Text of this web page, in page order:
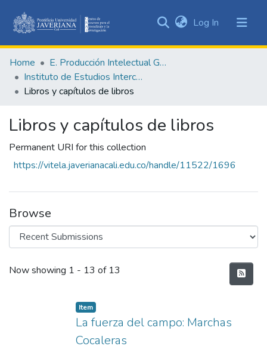
&
Collections
All of DSpace
Statistics
Log In (current)
Home
E. Producción Intelectual General
Instituto de Estudios Interculturales - IEI
Libros y capítulos de libros
Libros y capítulos de libros
Permanent URI for this collection
https://vitela.javerianacali.edu.co/handle/11522/1696
Browse
Recent Submissions
Now showing 1 - 13 of 13
Item
La fuerza del campo: Marchas
Cocaleras